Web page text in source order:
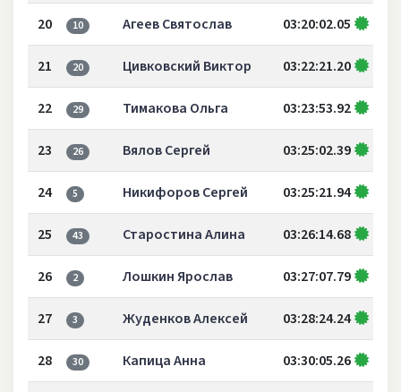
20 10 Агеев Святослав 03:20:02.05
21 20 Цивковский Виктор 03:22:21.20
22 29 Тимакова Ольга 03:23:53.92
23 26 Вялов Сергей 03:25:02.39
24 5 Никифоров Сергей 03:25:21.94
25 43 Старостина Алина 03:26:14.68
26 2 Лошкин Ярослав 03:27:07.79
27 3 Жуденков Алексей 03:28:24.24
28 30 Капица Анна 03:30:05.26